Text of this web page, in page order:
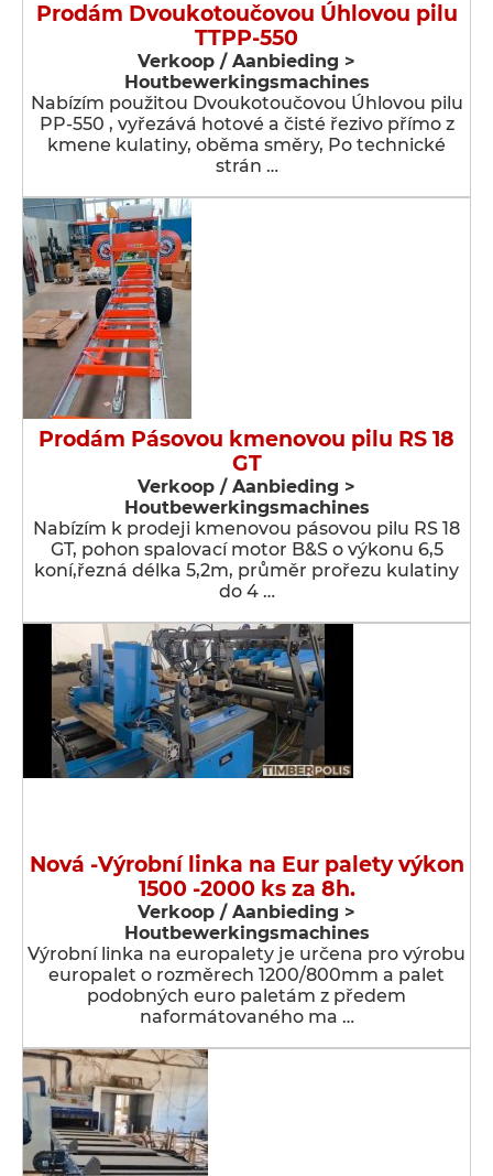
Prodám Dvoukotoučovou Úhlovou pilu
TTPP-550
Verkoop / Aanbieding >
Houtbewerkingsmachines
Nabízím použitou Dvoukotoučovou Úhlovou pilu
PP-550 , vyřezává hotové a čisté řezivo přímo z
kmene kulatiny, oběma směry, Po technické
strán …
Prodám Pásovou kmenovou pilu RS 18
GT
Verkoop / Aanbieding >
Houtbewerkingsmachines
Nabízím k prodeji kmenovou pásovou pilu RS 18
GT, pohon spalovací motor B&S o výkonu 6,5
koní,řezná délka 5,2m, průměr prořezu kulatiny
do 4 …
Nová -Výrobní linka na Eur palety výkon
1500 -2000 ks za 8h.
Verkoop / Aanbieding >
Houtbewerkingsmachines
Výrobní linka na europalety je určena pro výrobu
europalet o rozměrech 1200/800mm a palet
podobných euro paletám z předem
naformátovaného ma …